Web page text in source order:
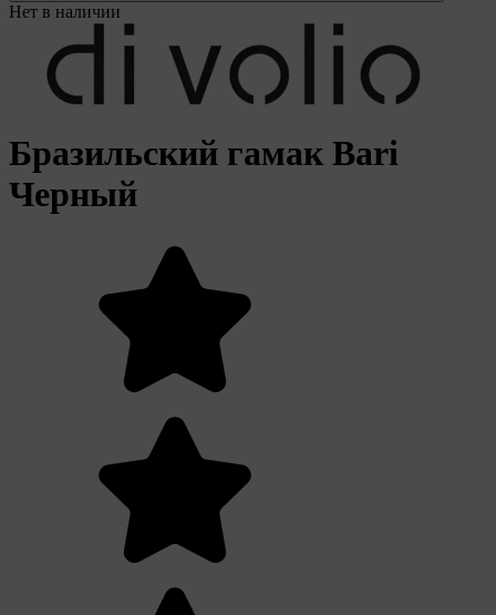
Нет в наличии
Бразильский гамак Bari
Черный